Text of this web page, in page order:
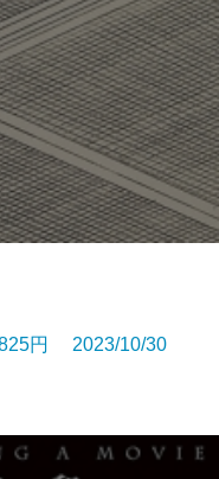
円 2023/10/30